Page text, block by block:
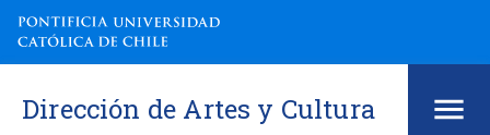
Dirección de Artes y Cultura